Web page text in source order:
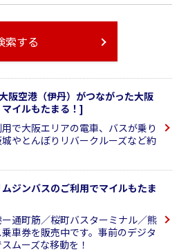
索する
阪空港（伊丹）がつながった大阪
イルもたまる！]
で大阪エリアの電車、バスが乗り
やとんぼりリバークルーズなど約
ムジンバスのご利用でマイルもたま
通町筋／桜町バスターミナル／熊
車券を販売中です。事前のデジタ
ムーズな移動を！